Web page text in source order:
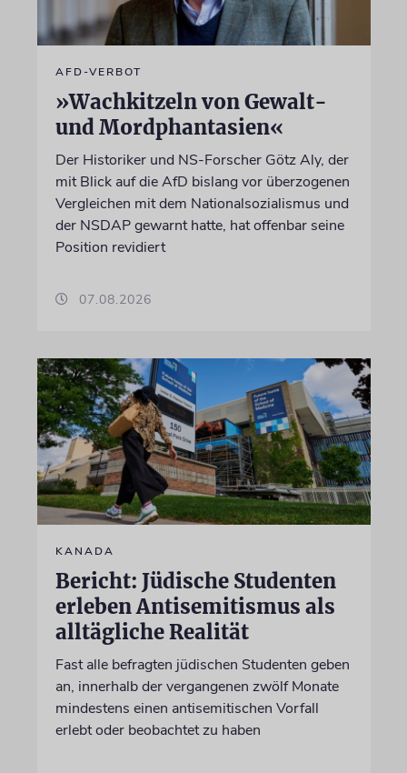
AFD-VERBOT
»Wachkitzeln von Gewalt-
und Mordphantasien«
Der Historiker und NS-Forscher Götz Aly, der
mit Blick auf die AfD bislang vor überzogenen
Vergleichen mit dem Nationalsozialismus und
der NSDAP gewarnt hatte, hat offenbar seine
Position revidiert
07.08.2026
KANADA
Bericht: Jüdische Studenten
erleben Antisemitismus als
alltägliche Realität
Fast alle befragten jüdischen Studenten geben
an, innerhalb der vergangenen zwölf Monate
mindestens einen antisemitischen Vorfall
erlebt oder beobachtet zu haben